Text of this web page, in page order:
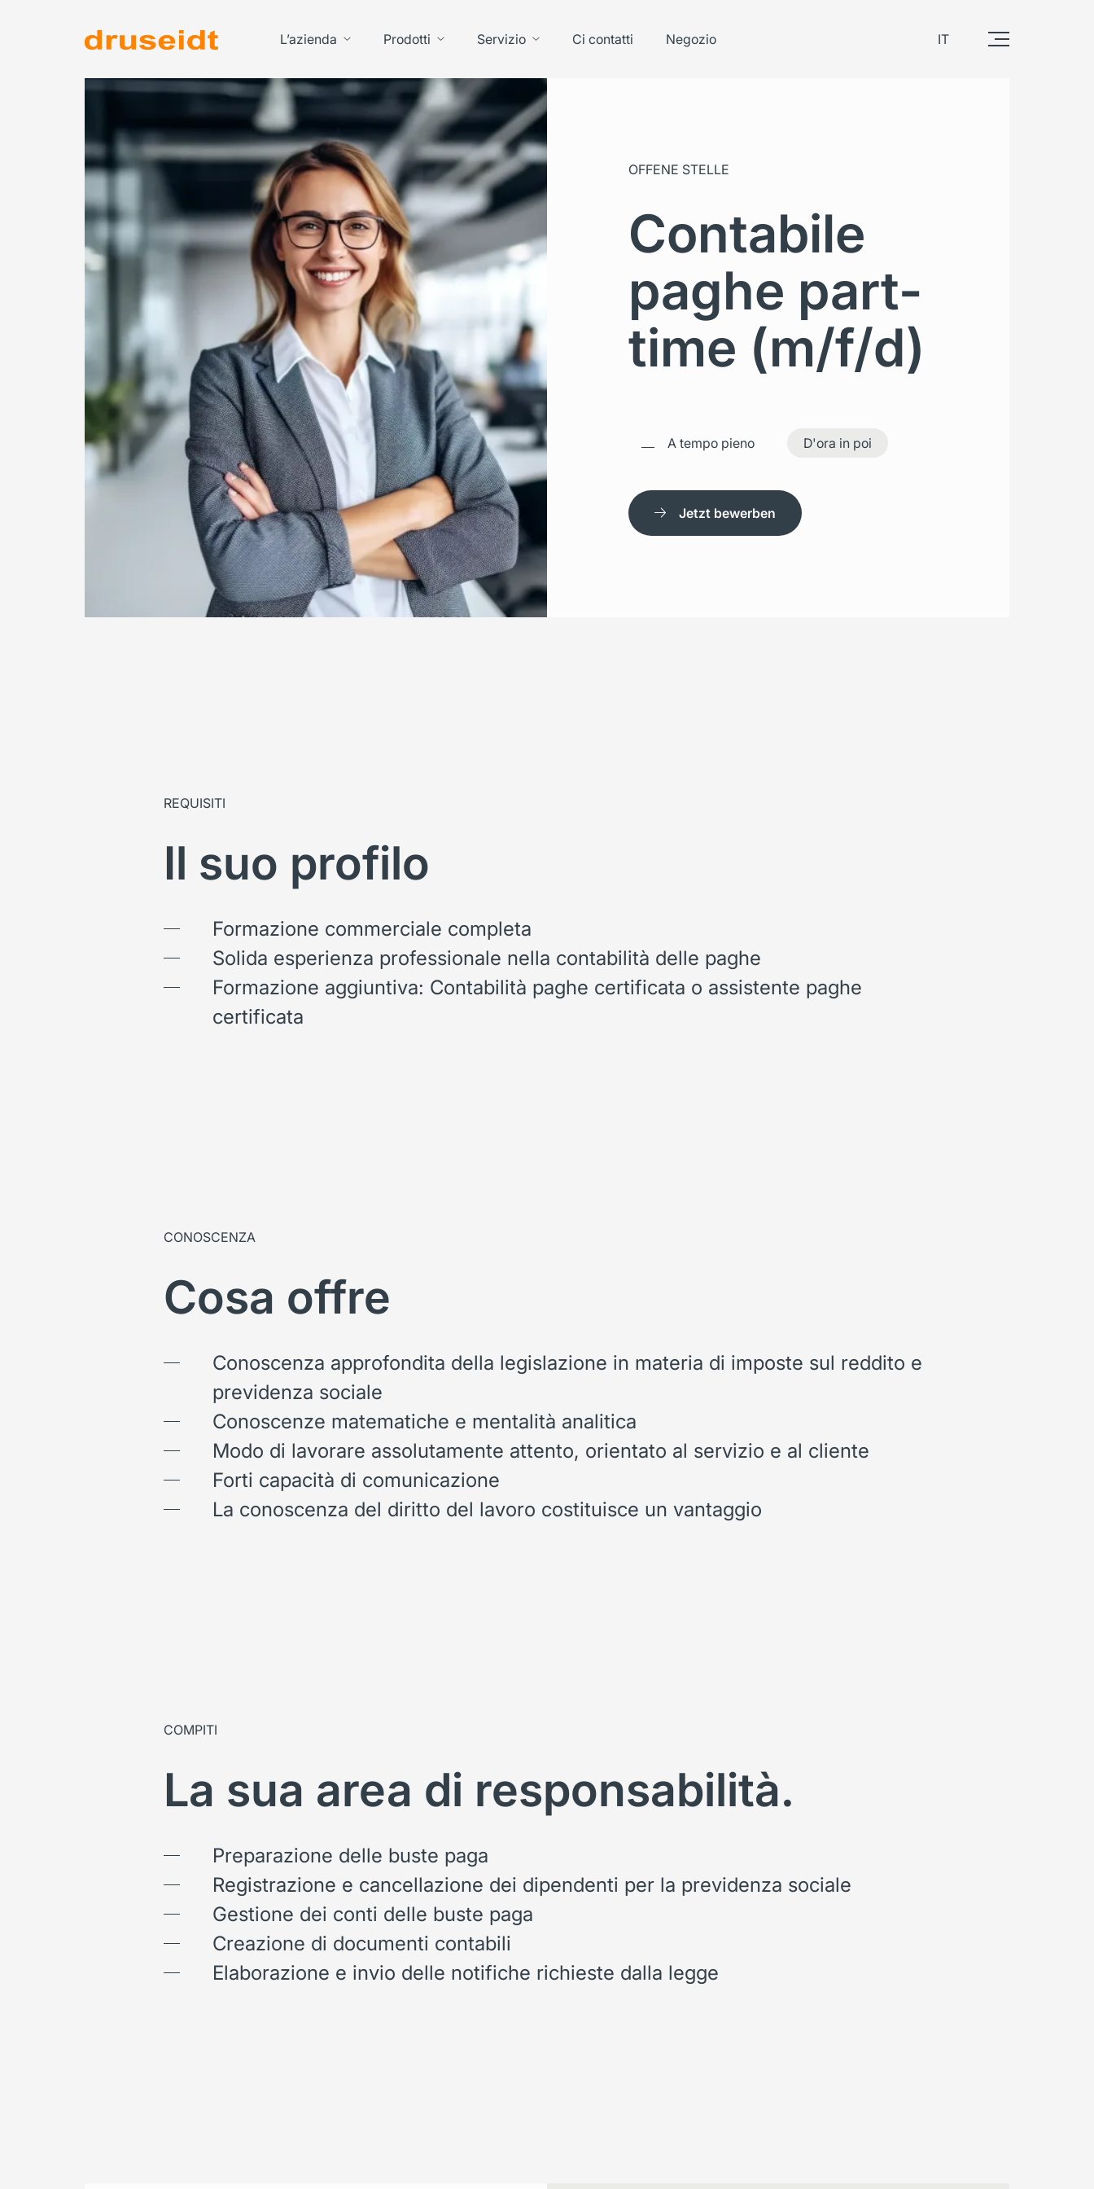
L’azienda Prodotti Servizio Ci contatti Negozio IT
OFFENE STELLE
Contabile
paghe part-
time (m/f/d)
A tempo pieno D'ora in poi
Jetzt bewerben
REQUISITI
Il suo profilo
Formazione commerciale completa
Solida esperienza professionale nella contabilità delle paghe
Formazione aggiuntiva: Contabilità paghe certificata o assistente paghe
certificata
CONOSCENZA
Cosa offre
Conoscenza approfondita della legislazione in materia di imposte sul reddito e
previdenza sociale
Conoscenze matematiche e mentalità analitica
Modo di lavorare assolutamente attento, orientato al servizio e al cliente
Forti capacità di comunicazione
La conoscenza del diritto del lavoro costituisce un vantaggio
COMPITI
La sua area di responsabilità.
Preparazione delle buste paga
Registrazione e cancellazione dei dipendenti per la previdenza sociale
Gestione dei conti delle buste paga
Creazione di documenti contabili
Elaborazione e invio delle notifiche richieste dalla legge